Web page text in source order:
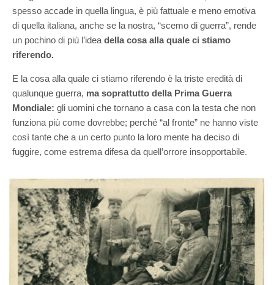
spesso accade in quella lingua, è più fattuale e meno emotiva
di quella italiana, anche se la nostra, “scemo di guerra”, rende
un pochino di più l’idea della cosa alla quale ci stiamo
riferendo.
E la cosa alla quale ci stiamo riferendo è la triste eredità di
qualunque guerra, ma soprattutto della Prima Guerra
Mondiale: gli uomini che tornano a casa con la testa che non
funziona più come dovrebbe; perché “al fronte” ne hanno viste
così tante che a un certo punto la loro mente ha deciso di
fuggire, come estrema difesa da quell’orrore insopportabile.